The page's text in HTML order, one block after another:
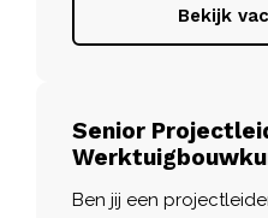
Bekijk
Senior
Ben jij een